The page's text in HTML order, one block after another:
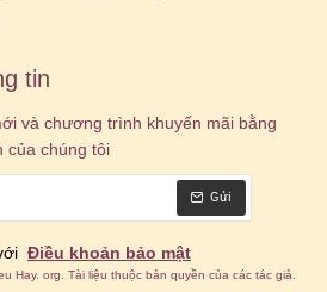
tin
và chương trình khuyến mãi bằng
của chúng tôi
Gửi
Điều khoản bảo mật
Hay. org. Tài liệu thuộc bản quyền của các tác giả.